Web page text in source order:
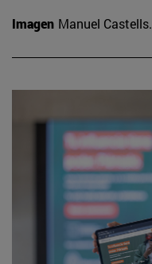
Imagen Manuel Castells.